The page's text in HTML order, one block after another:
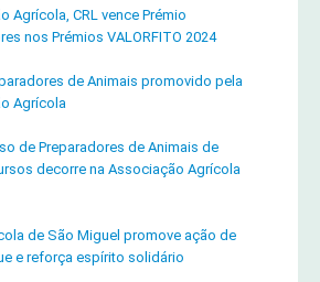
Agrícola, CRL vence Prémio
nos Prémios VALORFITO 2024
de Animais promovido pela
Agrícola
de Preparadores de Animais de
decorre na Associação Agrícola
de São Miguel promove ação de
e reforça espírito solidário